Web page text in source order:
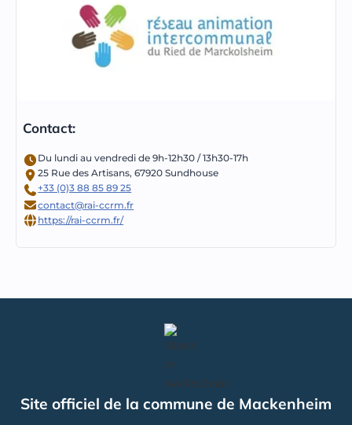
Contact:
Du lundi au vendredi de 9h-12h30 / 13h30-17h
25 Rue des Artisans, 67920 Sundhouse
+33 (0)3 88 85 89 25
contact@rai-ccrm.fr
https://rai-ccrm.fr/
Site officiel de la commune de Mackenheim